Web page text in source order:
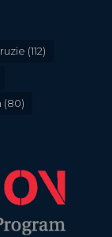
(112)
(80)